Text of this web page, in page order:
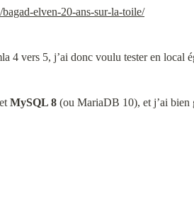
elven-20-ans-sur-la-toile/
4 vers 5, j’ai donc voulu tester en local
et MySQL 8 (ou MariaDB 10), et j’ai bien